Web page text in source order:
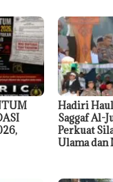
Hadiri
Saggaf Al-
Perkuat
Ulama dan